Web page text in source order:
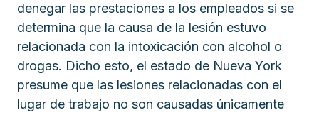
denegar las prestaciones a los empleados si se
determina que la causa de la lesión estuvo
relacionada con la intoxicación con alcohol o
drogas. Dicho esto, el estado de Nueva York
presume que las lesiones relacionadas con el
lugar de trabajo no son causadas únicamente